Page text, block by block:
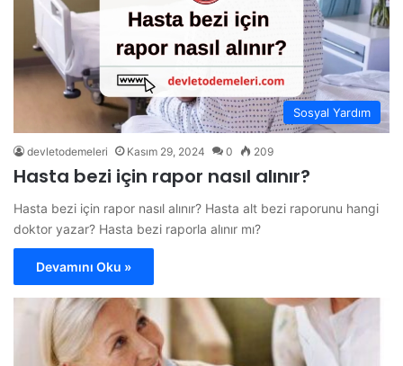
Sosyal Yardım
devletodemeleri Kasım 29, 2024 0 209
Hasta bezi için rapor nasıl alınır?
Hasta bezi için rapor nasıl alınır? Hasta alt bezi raporunu hangi
doktor yazar? Hasta bezi raporla alınır mı?
Devamını Oku »